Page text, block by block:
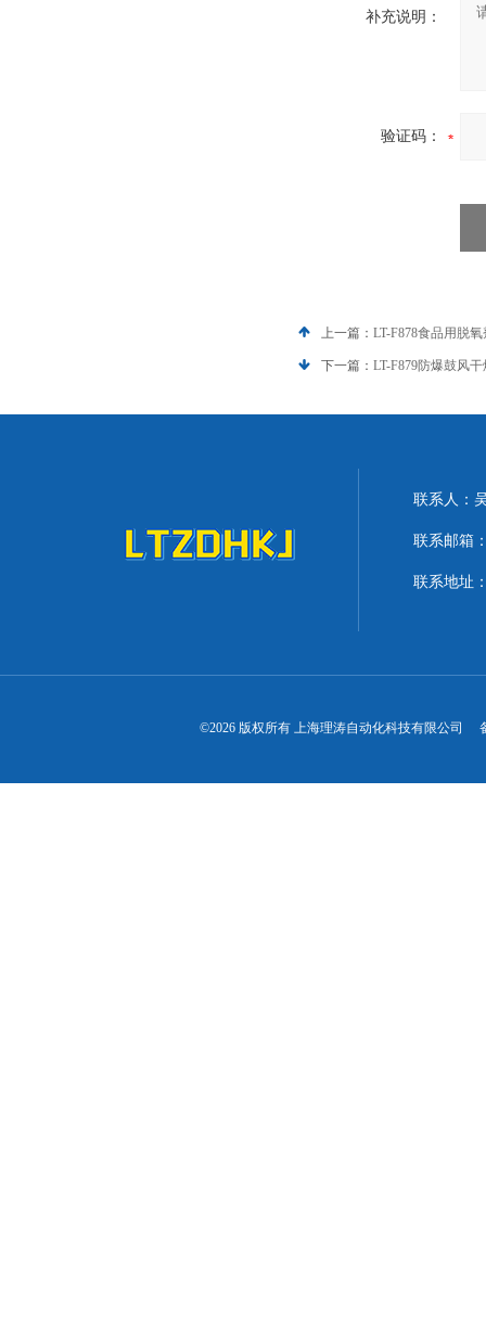
补充说明：
验证码：
上一篇： LT-F878食品用脱
下一篇： LT-F879防爆鼓风
联系人：
联系邮箱
联系地址
©2026 版权所有 上海理涛自动化科技有限公司